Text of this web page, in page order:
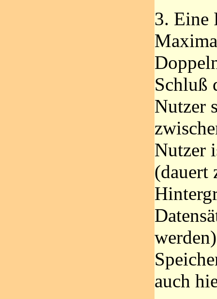
3. Eine
Schluß
Nutzer
Nutzer
(dauert
auch